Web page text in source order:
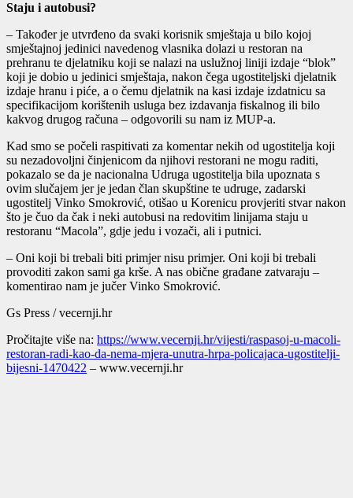
Staju i autobusi?
– Također je utvrđeno da svaki korisnik smještaja u bilo kojoj
smještajnoj jedinici navedenog vlasnika dolazi u restoran na
prehranu te djelatniku koji se nalazi na uslužnoj liniji izdaje “blok”
koji je dobio u jedinici smještaja, nakon čega ugostiteljski djelatnik
izdaje hranu i piće, a o čemu djelatnik na kasi izdaje izdatnicu sa
specifikacijom korištenih usluga bez izdavanja fiskalnog ili bilo
kakvog drugog računa – odgovorili su nam iz MUP-a.
Kad smo se počeli raspitivati za komentar nekih od ugostitelja koji
su nezadovoljni činjenicom da njihovi restorani ne mogu raditi,
pokazalo se da je nacionalna Udruga ugostitelja bila upoznata s
ovim slučajem jer je jedan član skupštine te udruge, zadarski
ugostitelj Vinko Smokrović, otišao u Korenicu provjeriti stvar nakon
što je čuo da čak i neki autobusi na redovitim linijama staju u
restoranu “Macola”, gdje jedu i vozači, ali i putnici.
– Oni koji bi trebali biti primjer nisu primjer. Oni koji bi trebali
provoditi zakon sami ga krše. A nas obične građane zatvaraju –
komentirao nam je jučer Vinko Smokrović.
Gs Press / vecernji.hr
Pročitajte više na: https://www.vecernji.hr/vijesti/raspasoj-u-macoli-
restoran-radi-kao-da-nema-mjera-unutra-hrpa-policajaca-ugostitelji-
bijesni-1470422 – www.vecernji.hr